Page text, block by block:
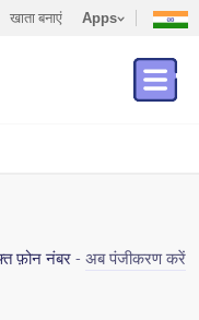
खाता बनाएं Apps
फ़ोन नंबर - अब पंजीकरण करें